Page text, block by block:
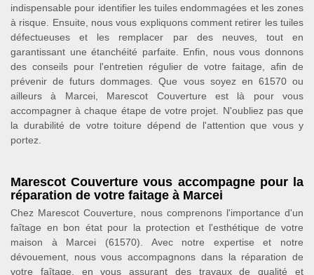
indispensable pour identifier les tuiles endommagées et les zones
à risque. Ensuite, nous vous expliquons comment retirer les tuiles
défectueuses et les remplacer par des neuves, tout en
garantissant une étanchéité parfaite. Enfin, nous vous donnons
des conseils pour l'entretien régulier de votre faitage, afin de
prévenir de futurs dommages. Que vous soyez en 61570 ou
ailleurs à Marcei, Marescot Couverture est là pour vous
accompagner à chaque étape de votre projet. N'oubliez pas que
la durabilité de votre toiture dépend de l'attention que vous y
portez.
Marescot Couverture vous accompagne pour la
réparation de votre faitage à Marcei
Chez Marescot Couverture, nous comprenons l'importance d'un
faîtage en bon état pour la protection et l'esthétique de votre
maison à Marcei (61570). Avec notre expertise et notre
dévouement, nous vous accompagnons dans la réparation de
votre faîtage, en vous assurant des travaux de qualité et